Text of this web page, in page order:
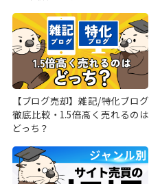
【ブログ売却】雑記/特化ブログ
徹底比較・1.5倍高く売れるのは
どっち？